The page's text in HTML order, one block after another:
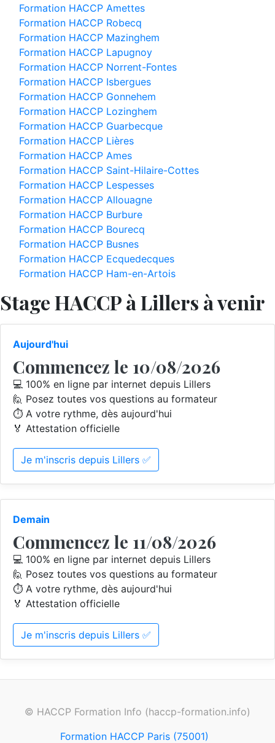
Formation HACCP Amettes
Formation HACCP Robecq
Formation HACCP Mazinghem
Formation HACCP Lapugnoy
Formation HACCP Norrent-Fontes
Formation HACCP Isbergues
Formation HACCP Gonnehem
Formation HACCP Lozinghem
Formation HACCP Guarbecque
Formation HACCP Lières
Formation HACCP Ames
Formation HACCP Saint-Hilaire-Cottes
Formation HACCP Lespesses
Formation HACCP Allouagne
Formation HACCP Burbure
Formation HACCP Bourecq
Formation HACCP Busnes
Formation HACCP Ecquedecques
Formation HACCP Ham-en-Artois
Stage HACCP à Lillers à venir
Aujourd'hui
Commencez le 10/08/2026
💻 100% en ligne par internet depuis Lillers
🙋 Posez toutes vos questions au formateur
⏱️ A votre rythme, dès aujourd'hui
🏅 Attestation officielle
Je m'inscris depuis Lillers ✅
Demain
Commencez le 11/08/2026
💻 100% en ligne par internet depuis Lillers
🙋 Posez toutes vos questions au formateur
⏱️ A votre rythme, dès aujourd'hui
🏅 Attestation officielle
Je m'inscris depuis Lillers ✅
© HACCP Formation Info (haccp-formation.info)
Formation HACCP Paris (75001)